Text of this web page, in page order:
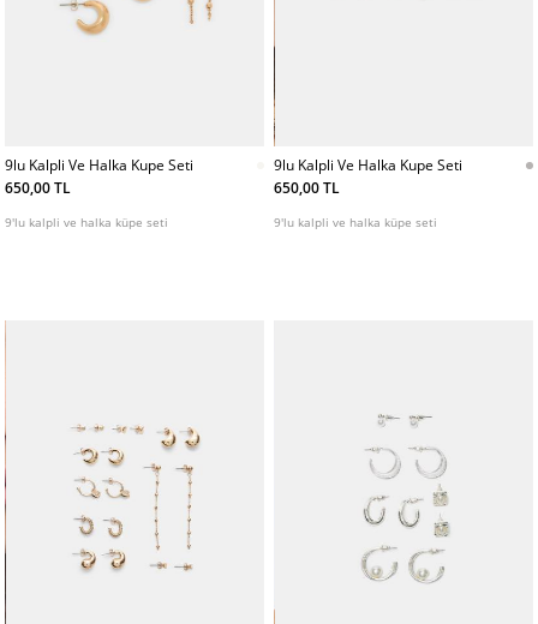
9lu Kalpli Ve Halka Kupe Seti
650,00 TL
9'lu kalpli ve halka küpe seti
9lu Kalpli Ve Halka Kupe Seti
650,00 TL
9'lu kalpli ve halka küpe seti